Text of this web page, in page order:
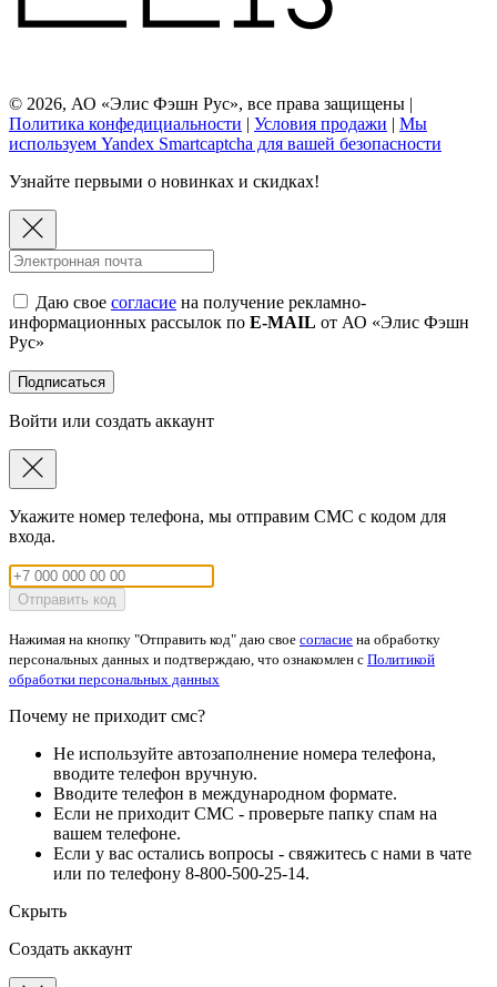
© 2026, АО «Элис Фэшн Рус», все права защищены |
Политика конфедициальности | Условия продажи | Мы
используем Yandex Smartcaptcha для вашей безопасности
Узнайте первыми о новинках и скидках!
Даю свое согласие на получение рекламно-
информационных рассылок по E-MAIL от АО «Элис Фэшн
Рус»
Подписаться
Войти или создать аккаунт
Укажите номер телефона, мы отправим СМС с кодом для
входа.
Отправить код
Нажимая на кнопку "Отправить код" даю свое согласие на обработку
персональных данных и подтверждаю, что ознакомлен с Политикой
обработки персональных данных
Почему не приходит смс?
Не используйте автозаполнение номера телефона,
вводите телефон вручную.
Вводите телефон в международном формате.
Если не приходит СМС - проверьте папку спам на
вашем телефоне.
Если у вас остались вопросы - свяжитесь с нами в чате
или по телефону 8-800-500-25-14.
Скрыть
Создать аккаунт